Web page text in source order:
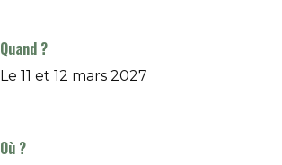
Quand ?
Le 11 et 12 mars 2027
Où ?